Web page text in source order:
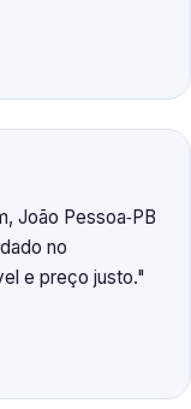
João Pessoa‑PB
no
e preço justo.